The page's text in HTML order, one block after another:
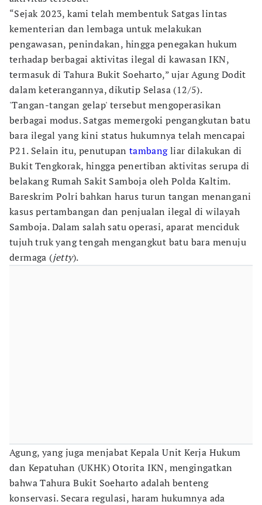
“Sejak 2023, kami telah membentuk Satgas lintas
kementerian dan lembaga untuk melakukan
pengawasan, penindakan, hingga penegakan hukum
terhadap berbagai aktivitas ilegal di kawasan IKN,
termasuk di Tahura Bukit Soeharto,” ujar Agung Dodit
dalam keterangannya, dikutip Selasa (12/5).
'Tangan-tangan gelap' tersebut mengoperasikan
berbagai modus. Satgas memergoki pengangkutan batu
bara ilegal yang kini status hukumnya telah mencapai
P21. Selain itu, penutupan tambangliar dilakukan di
Bukit Tengkorak, hingga penertiban aktivitas serupa di
belakang Rumah Sakit Samboja oleh Polda Kaltim.
Bareskrim Polri bahkan harus turun tangan menangani
kasus pertambangan dan penjualan ilegal di wilayah
Samboja. Dalam salah satu operasi, aparat menciduk
tujuh truk yang tengah mengangkut batu bara menuju
dermaga (jetty).
Agung, yang juga menjabat Kepala Unit Kerja Hukum
dan Kepatuhan (UKHK) Otorita IKN, mengingatkan
bahwa Tahura Bukit Soeharto adalah benteng
konservasi. Secara regulasi, haram hukumnya ada